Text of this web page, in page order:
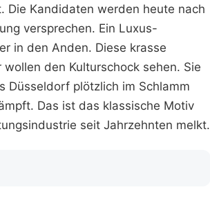
Die Kandidaten werden heute nach
versprechen. Ein Luxus-
in den Anden. Diese krasse
den Kulturschock sehen. Sie
Düsseldorf plötzlich im Schlamm
Das ist das klassische Motiv
seit Jahrzehnten melkt.